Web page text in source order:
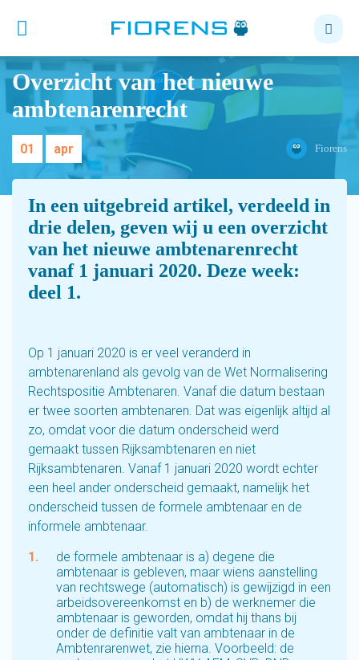
Overzicht van het nieuwe
ambtenarenrecht
01 apr Fiorens
In een uitgebreid artikel, verdeeld in
drie delen, geven wij u een overzicht
van het nieuwe ambtenarenrecht
vanaf 1 januari 2020. Deze week:
deel 1.
Op 1 januari 2020 is er veel veranderd in
ambtenarenland als gevolg van de Wet Normalisering
Rechtspositie Ambtenaren. Vanaf die datum bestaan
er twee soorten ambtenaren. Dat was eigenlijk altijd al
zo, omdat voor die datum onderscheid werd
gemaakt tussen Rijksambtenaren en niet
Rijksambtenaren. Vanaf 1 januari 2020 wordt echter
een heel ander onderscheid gemaakt, namelijk het
onderscheid tussen de formele ambtenaar en de
informele ambtenaar.
de formele ambtenaar is a) degene die
ambtenaar is gebleven, maar wiens aanstelling
van rechtswege (automatisch) is gewijzigd in een
arbeidsovereenkomst en b) de werknemer die
ambtenaar is geworden, omdat hij thans bij
onder de definitie valt van ambtenaar in de
Ambtenrarenwet, zie hierna. Voorbeeld: de